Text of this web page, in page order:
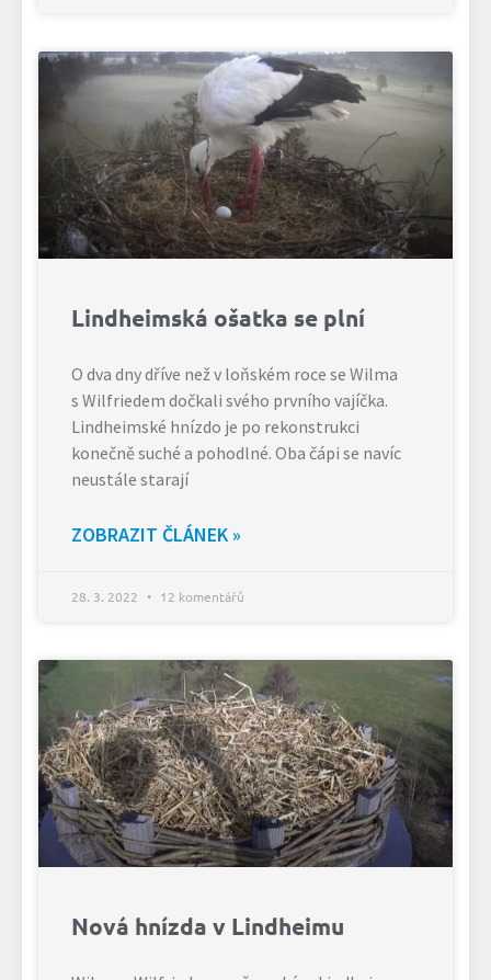
Lindheimská ošatka se plní
O dva dny dříve než v loňském roce se Wilma
s Wilfriedem dočkali svého prvního vajíčka.
Lindheimské hnízdo je po rekonstrukci
konečně suché a pohodlné. Oba čápi se navíc
neustále starají
ZOBRAZIT ČLÁNEK »
28. 3. 2022 12 komentářů
Nová hnízda v Lindheimu